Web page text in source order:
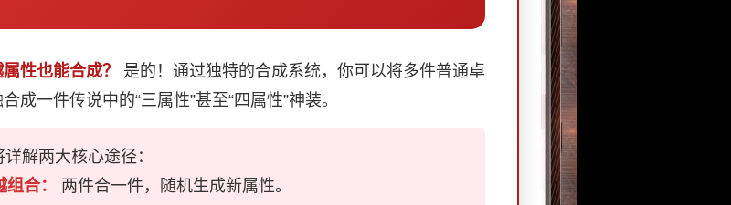
性也能合成？
是的！通过独特的合成系统，你可以将多件普通卓
成一件传说中的“三属性”甚至“四属性”神装。
解两大核心途径：
合：
两件合一件，随机生成新属性。